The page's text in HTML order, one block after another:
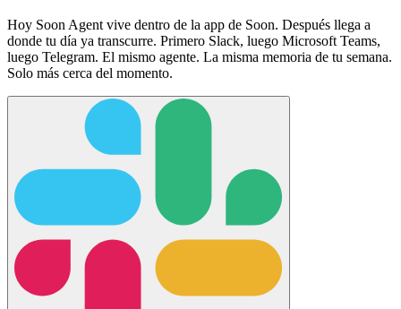
Hoy Soon Agent vive dentro de la app de Soon. Después llega a
donde tu día ya transcurre. Primero Slack, luego Microsoft Teams,
luego Telegram. El mismo agente. La misma memoria de tu semana.
Solo más cerca del momento.